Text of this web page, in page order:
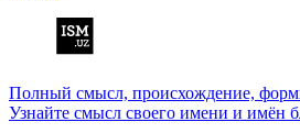
Полный смысл, происхождение,
Узнайте смысл своего имени и имён